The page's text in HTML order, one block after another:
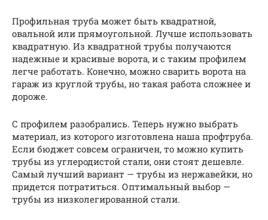
Профильная труба может быть квадратной,
овальной или прямоугольной. Лучше использовать
квадратную. Из квадратной трубы получаются
надежные и красивые ворота, и с таким профилем
легче работать. Конечно, можно сварить ворота на
гараж из круглой трубы, но такая работа сложнее и
дороже.
С профилем разобрались. Теперь нужно выбрать
материал, из которого изготовлена наша профтруба.
Если бюджет совсем ограничен, то можно купить
трубы из углеродистой стали, они стоят дешевле.
Самый лучший вариант — трубы из нержавейки, но
придется потратиться. Оптимальный выбор —
трубы из низколегированной стали.